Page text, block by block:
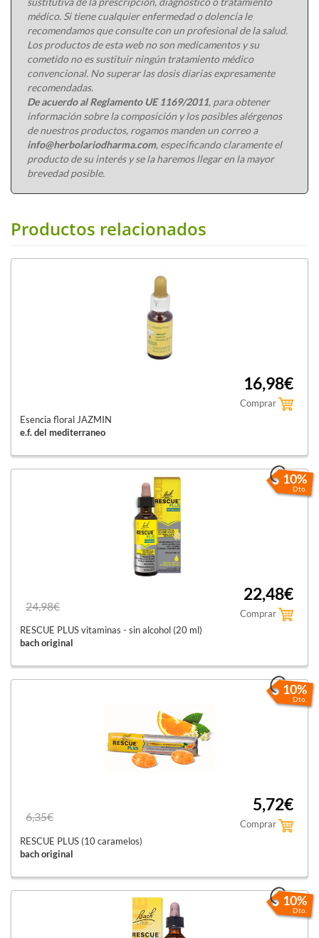
médico. Si tiene cualquier enfermedad o dolencia le
recomendamos que consulte con un profesional de la salud.
Los productos de esta web no son medicamentos y su
cometido no es sustituir ningún tratamiento médico
convencional. No superar las dosis diarias expresamente
recomendadas.
De acuerdo al Reglamento UE 1169/2011, para obtener
información sobre la composición y los posibles alérgenos
de nuestros productos, rogamos manden un correo a
info@herbolariodharma.com, especificando claramente el
producto de su interés y se la haremos llegar en la mayor
brevedad posible.
Productos relacionados
16,98€
Comprar
Esencia floral JAZMIN
e.f. del mediterraneo
10%
Dto.
24,98€
22,48€
Comprar
RESCUE PLUS vitaminas - sin alcohol (20 ml)
bach original
10%
Dto.
6,35€
5,72€
Comprar
RESCUE PLUS (10 caramelos)
bach original
10%
Dto.